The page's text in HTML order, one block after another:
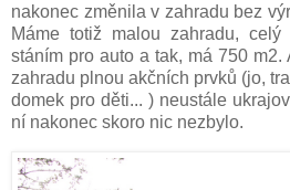
nakonec změnila v zahradu bez
Máme totiž malou zahradu,
stáním pro auto a tak, má 750
zahradu plnou akčních prvků (jo,
domek pro děti... ) neustále
ní nakonec skoro nic nezbylo.